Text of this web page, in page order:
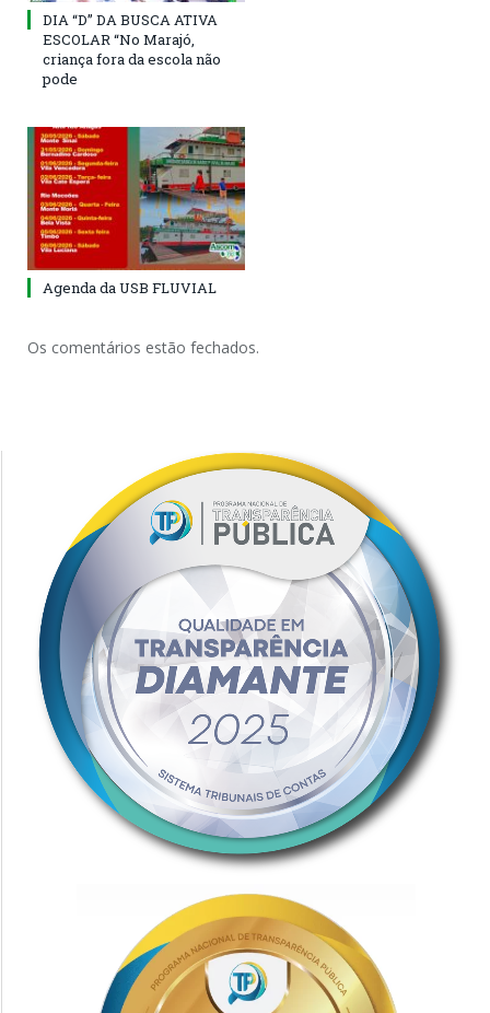
DIA “D” DA BUSCA ATIVA
ESCOLAR “No Marajó,
criança fora da escola não
pode
Agenda da USB FLUVIAL
Os comentários estão fechados.